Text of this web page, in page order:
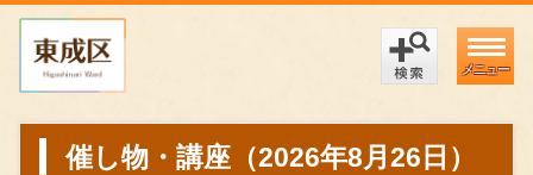
メニュー
催し物・講座（2026年8月26日）